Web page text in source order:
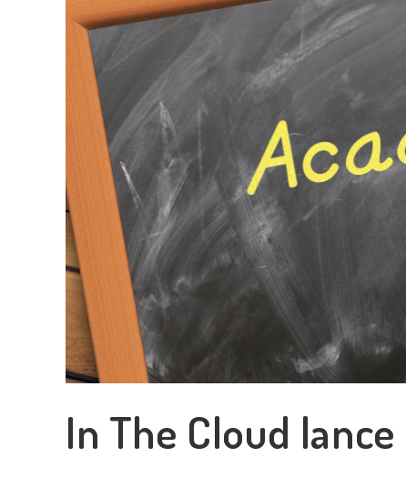
In The Cloud